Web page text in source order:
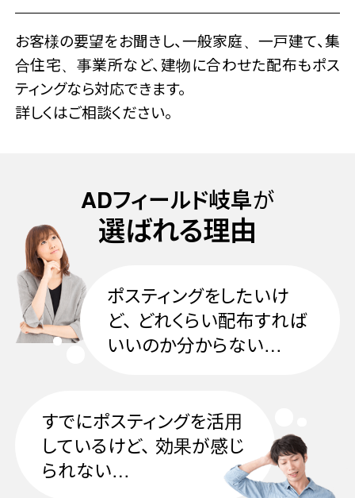
お客様の要望をお聞きし、一般家庭、一戸建て、集
合住宅、事業所など、建物に合わせた配布もポス
ティングなら対応できます。
詳しくはご相談ください。
ADフィールド岐阜が
選ばれる理由
ポスティングをしたいけ
ど、 どれくらい配布すれば
いいのか分からない…
すでにポスティングを活用
しているけど、 効果が感じ
られない…